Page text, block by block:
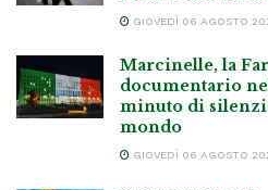
GIOVEDÌ 06 AGOSTO
Marcinelle, la
documentario
minuto di
mondo
GIOVEDÌ 06 AGOSTO